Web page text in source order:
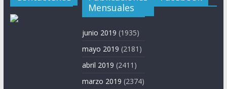
Mensuales
junio 2019 (1935)
mayo 2019 (2181)
abril 2019 (2411)
marzo 2019 (2374)